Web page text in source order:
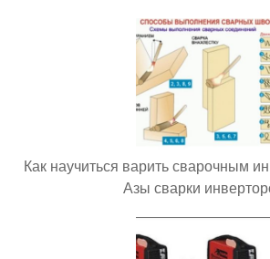
Как научиться варить сварочным
Азы сварки